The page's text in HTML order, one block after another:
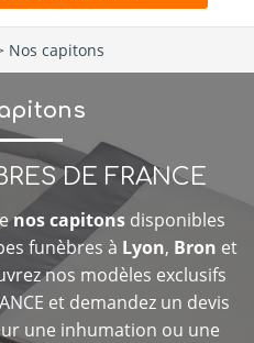
Nos capitons
DE FRANCE
nos capitons disponibles
funèbres à Lyon, Bron et
nos modèles exclusifs
et demandez un devis
une inhumation ou une